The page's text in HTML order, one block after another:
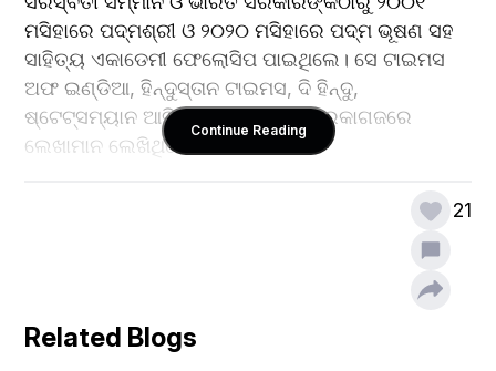
ମସିହାରେ ପଦ୍ମଶ୍ରୀ ଓ ୨୦୨୦ ମସିହାରେ ପଦ୍ମ ଭୂଷଣ ସହ
ସାହିତ୍ୟ ଏକାଡେମୀ ଫେଲୋସିପ ପାଇଥିଲେ। ସେ ଟାଇମସ
ଅଫ ଇଣ୍ଡିଆ, ହିନ୍ଦୁସ୍ତାନ ଟାଇମସ, ଦି ହିନ୍ଦୁ,
ଷ୍ଟେଟ୍ସମ୍ୟାନ ଆଦି ଅନେକ ଦୈନିକ ଖବରକାଗଜରେ
ଲେଖାମାନ ଲେଖିଥିଲେ।
Continue Reading
21
Related Blogs